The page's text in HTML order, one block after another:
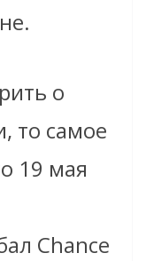
о
то самое
19 мая
Chance